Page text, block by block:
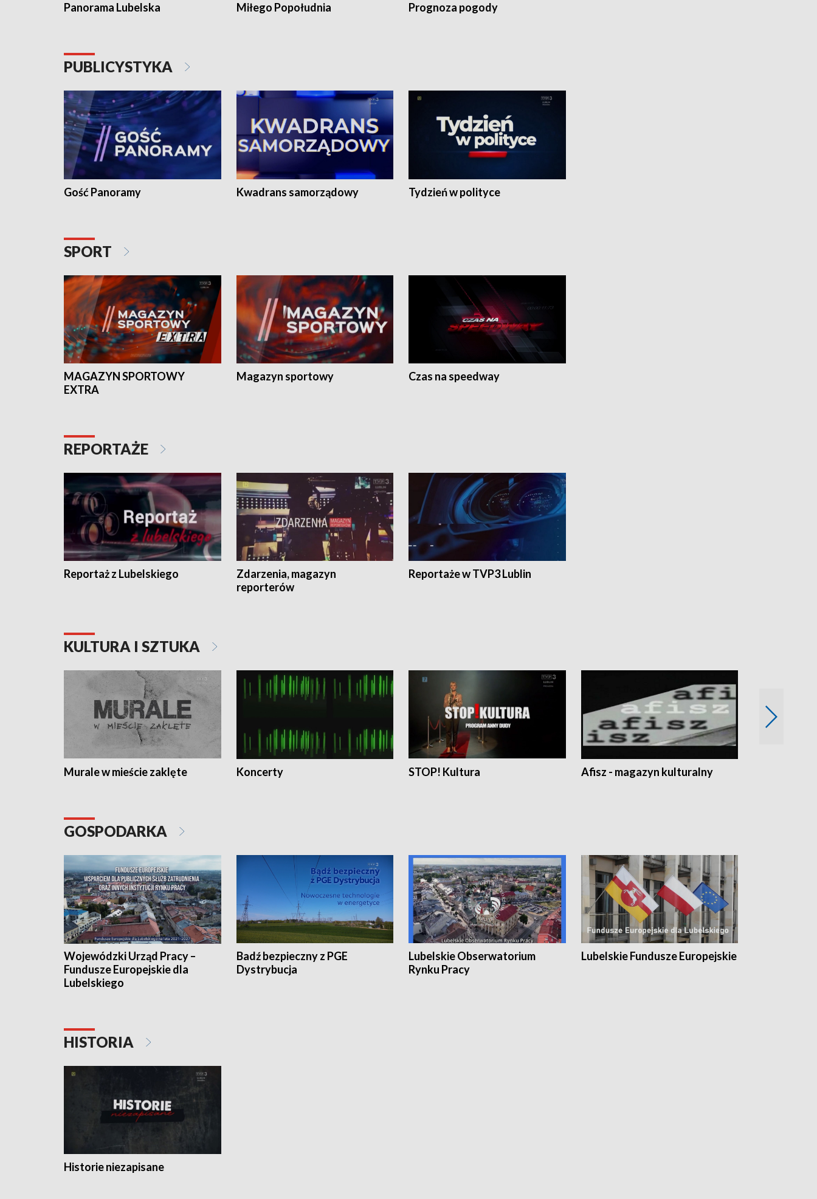
Panorama Lubelska Miłego Popołudnia Prognoza pogody
PUBLICYSTYKA
Gość Panoramy Kwadrans samorządowy Tydzień w polityce
SPORT
MAGAZYN SPORTOWY
EXTRA
Magazyn sportowy Czas na speedway
REPORTAŻE
Reportaż z Lubelskiego
Zdarzenia, magazyn
reporterów
Reportaże w TVP3 Lublin
KULTURA I SZTUKA
Murale w mieście zaklęte Koncerty STOP! Kultura Afisz - magazyn kulturalny
GOSPODARKA
Wojewódzki Urząd Pracy –
Fundusze Europejskie dla
Lubelskiego
Badź bezpieczny z PGE
Dystrybucja
Lubelskie Obserwatorium
Rynku Pracy
Lubelskie Fundusze Europejskie
HISTORIA
Historie niezapisane